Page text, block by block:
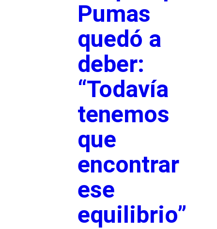
Pumas
quedó a
deber:
“Todavía
tenemos
que
encontrar
ese
equilibrio”